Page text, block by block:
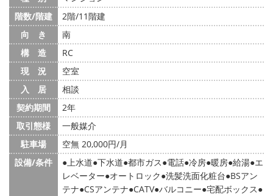
階数/階建
2階/11階建
向 き
南
構 造
RC
現 況
空室
入 居
相談
契約期間
2年
取引態様
一般媒介
駐車場
空無 20,000円/月
設備/条件
上水道 下水道 都市ガス 電話 冷房 暖房 給湯 エ
レベーター オートロック 洗髪洗面化粧台 BSアン
テナ CSアンテナ CATV バルコニー 宅配ボックス